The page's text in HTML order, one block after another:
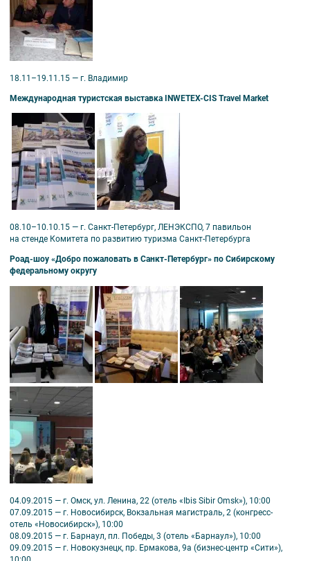
18.11–19.11.15 — г. Владимир
Международная туристская выставка INWETEX-CIS Travel Market
08.10–10.10.15 — г. Санкт-Петербург, ЛЕНЭКСПО, 7 павильон
на стенде Комитета по развитию туризма Санкт-Петербурга
Роад-шоу «Добро пожаловать в Санкт-Петербург» по Сибирскому
федеральному округу
04.09.2015 — г. Омск, ул. Ленина, 22 (отель «Ibis Sibir Omsk»), 10:00
07.09.2015 — г. Новосибирск, Вокзальная магистраль, 2 (конгресс-
отель «Новосибирск»), 10:00
08.09.2015 — г. Барнаул, пл. Победы, 3 (отель «Барнаул»), 10:00
09.09.2015 — г. Новокузнецк, пр. Ермакова, 9а (бизнес-центр «Сити»),